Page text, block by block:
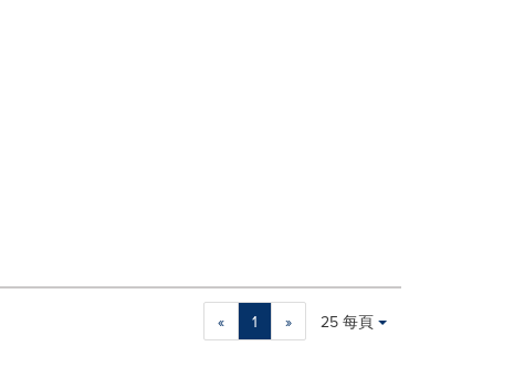
« 1 »
Making
a
Items per page:
25 每頁